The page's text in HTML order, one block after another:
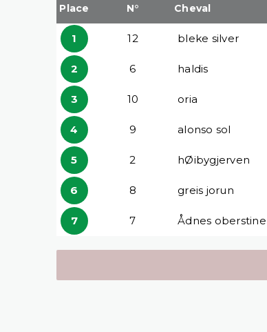
Place N° Cheval
1 12 bleke silver
2 6 haldis
3 10 oria
4 9 alonso sol
5 2 hØibygjerven
6 8 greis jorun
7 7 Ådnes oberstine